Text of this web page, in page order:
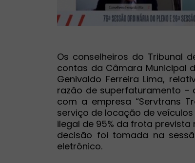
Os conselheiros do Tribunal
contas da Câmara Municipal
Genivaldo Ferreira Lima,
razão de superfaturamento –
com a empresa “Servtrans
serviço de locação de
ilegal de 95% da frota
decisão foi tomada na
eletrônico.